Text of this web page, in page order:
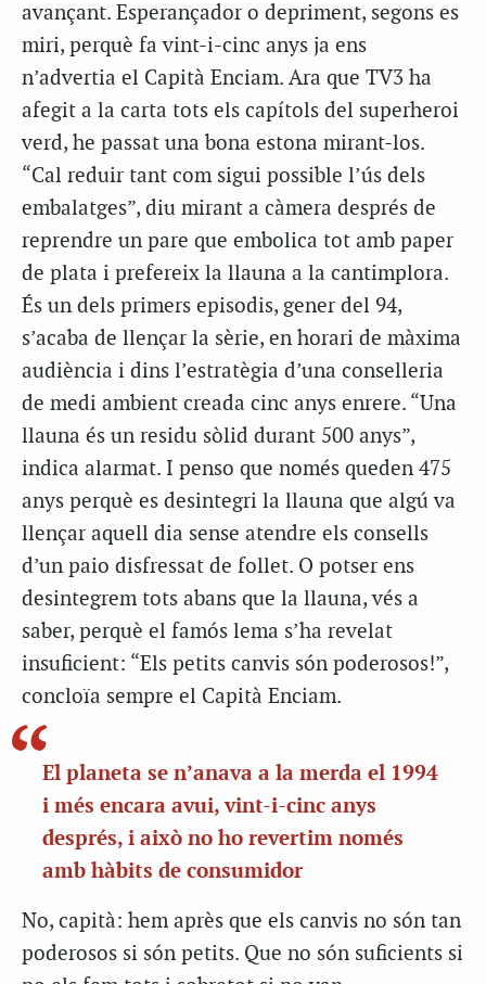
avançant. Esperançador o depriment, segons es
miri, perquè fa vint-i-cinc anys ja ens
n’advertia el Capità Enciam. Ara que TV3 ha
afegit a la carta tots els capítols del superheroi
verd, he passat una bona estona mirant-los.
“Cal reduir tant com sigui possible l’ús dels
embalatges”, diu mirant a càmera després de
reprendre un pare que embolica tot amb paper
de plata i prefereix la llauna a la cantimplora.
És un dels primers episodis, gener del 94,
s’acaba de llençar la sèrie, en horari de màxima
audiència i dins l’estratègia d’una conselleria
de medi ambient creada cinc anys enrere. “Una
llauna és un residu sòlid durant 500 anys”,
indica alarmat. I penso que només queden 475
anys perquè es desintegri la llauna que algú va
llençar aquell dia sense atendre els consells
d’un paio disfressat de follet. O potser ens
desintegrem tots abans que la llauna, vés a
saber, perquè el famós lema s’ha revelat
insuficient: “Els petits canvis són poderosos!”,
concloïa sempre el Capità Enciam.
El planeta se n’anava a la merda el 1994
i més encara avui, vint-i-cinc anys
després, i això no ho revertim només
amb hàbits de consumidor
No, capità: hem après que els canvis no són tan
poderosos si són petits. Que no són suficients si